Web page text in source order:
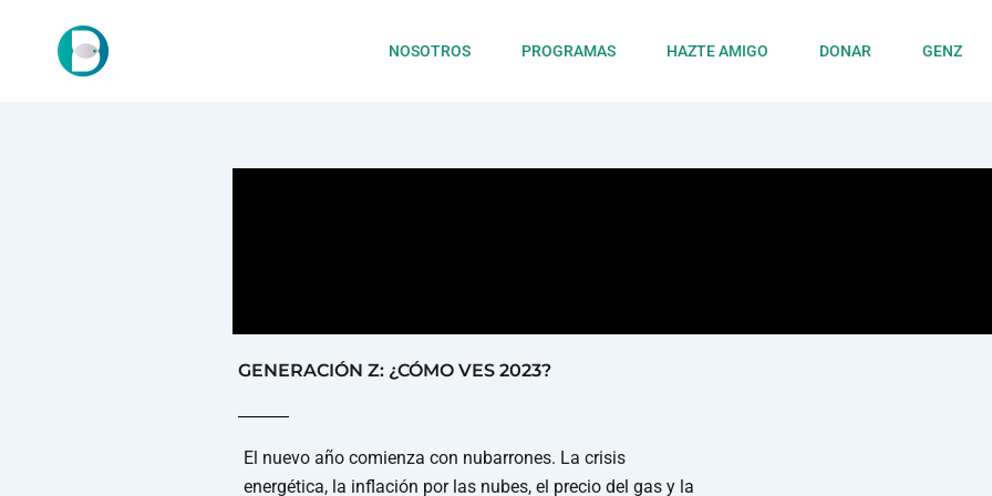
NOSOTROS PROGRAMAS HAZTE AMIGO DONAR GENZ
GENERACIÓN Z: ¿CÓMO VES 2023?
El nuevo año comienza con nubarrones. La crisis
energética, la inflación por las nubes, el precio del gas y la